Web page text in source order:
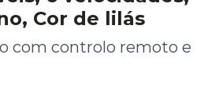
Cor de lilás
com controlo remoto e